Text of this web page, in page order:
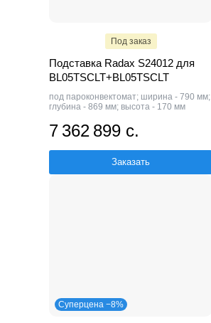
Под заказ
Подставка Radax S24012 для
BL05TSCLT+BL05TSCLT
под пароконвектомат; ширина - 790 мм;
глубина - 869 мм; высота - 170 мм
7 362 899 с.
Заказать
Суперцена −8%